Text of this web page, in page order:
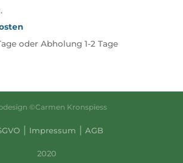
oder Abholung 1-2 Tage
©Carmen Kronspiess
| Impressum | AGB
2020